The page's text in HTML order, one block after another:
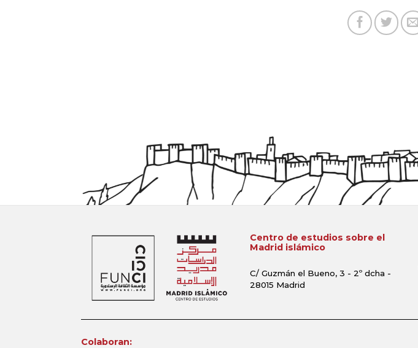
Centro de estudios sobre el
Madrid islámico
C/ Guzmán el Bueno, 3 - 2º dcha -
28015 Madrid
Colaboran: